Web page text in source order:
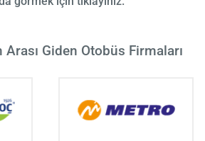
Giden Otobüs Firmaları